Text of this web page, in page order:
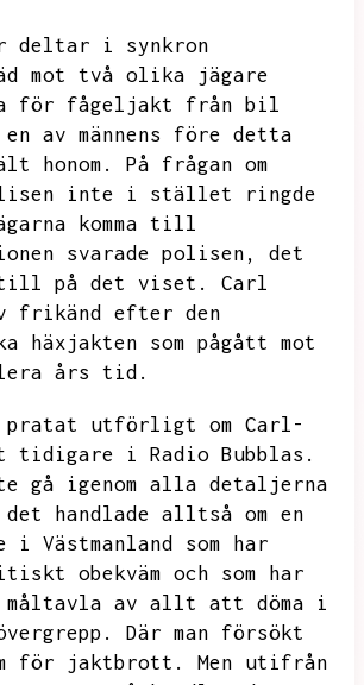
deltar i synkron
mot två olika jägare
för fågeljakt från bil
av männens före detta
honom.
På frågan om
inte i stället ringde
komma till
svarade polisen,
det
på det viset.
Carl
frikänd efter den
häxjakten som pågått mot
års tid.
utförligt om Carl-
i Radio Bubblas.
gå igenom alla detaljerna
det handlade alltså om en
i Västmanland som har
obekväm och som har
av allt att döma i
Där man försökt
för jaktbrott.
Men utifrån